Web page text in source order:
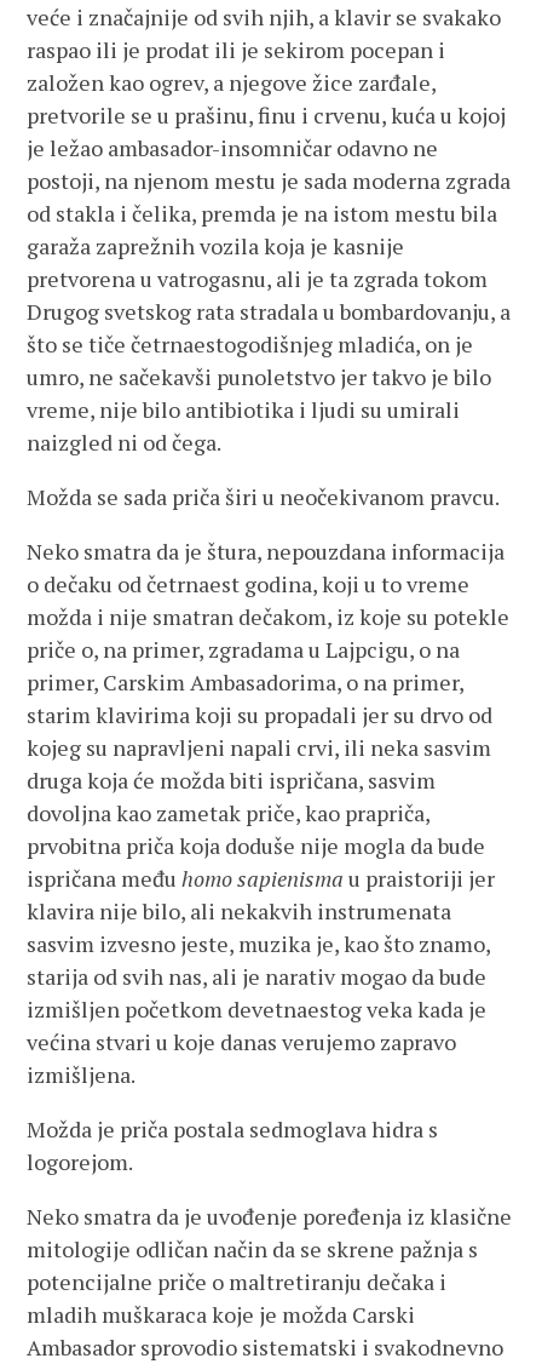
veće i značajnije od svih njih, a klavir se svakako
raspao ili je prodat ili je sekirom pocepan i
založen kao ogrev, a njegove žice zarđale,
pretvorile se u prašinu, finu i crvenu, kuća u kojoj
je ležao ambasador-insomničar odavno ne
postoji, na njenom mestu je sada moderna zgrada
od stakla i čelika, premda je na istom mestu bila
garaža zaprežnih vozila koja je kasnije
pretvorena u vatrogasnu, ali je ta zgrada tokom
Drugog svetskog rata stradala u bombardovanju, a
što se tiče četrnaestogodišnjeg mladića, on je
umro, ne sačekavši punoletstvo jer takvo je bilo
vreme, nije bilo antibiotika i ljudi su umirali
naizgled ni od čega.
Možda se sada priča širi u neočekivanom pravcu.
Neko smatra da je štura, nepouzdana informacija
o dečaku od četrnaest godina, koji u to vreme
možda i nije smatran dečakom, iz koje su potekle
priče o, na primer, zgradama u Lajpcigu, o na
primer, Carskim Ambasadorima, o na primer,
starim klavirima koji su propadali jer su drvo od
kojeg su napravljeni napali crvi, ili neka sasvim
druga koja će možda biti ispričana, sasvim
dovoljna kao zametak priče, kao prapriča,
prvobitna priča koja doduše nije mogla da bude
ispričana međuhomo sapienisma u praistoriji jer
klavira nije bilo, ali nekakvih instrumenata
sasvim izvesno jeste, muzika je, kao što znamo,
starija od svih nas, ali je narativ mogao da bude
izmišljen početkom devetnaestog veka kada je
većina stvari u koje danas verujemo zapravo
izmišljena.
Možda je priča postala sedmoglava hidra s
logorejom.
Neko smatra da je uvođenje poređenja iz klasične
mitologije odličan način da se skrene pažnja s
potencijalne priče o maltretiranju dečaka i
mladih muškaraca koje je možda Carski
Ambasador sprovodio sistematski i svakodnevno